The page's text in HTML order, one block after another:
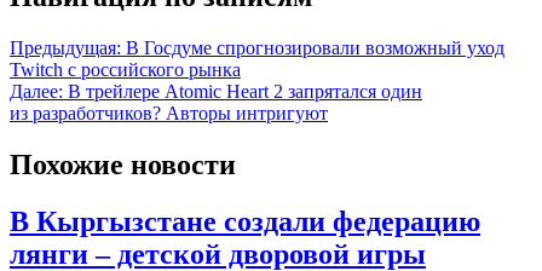
Предыдущая: В Госдуме спрогнозировали возможный уход
Twitch с российского рынка
Далее: В трейлере Atomic Heart 2 запрятался один
из разработчиков? Авторы интригуют
Похожие новости
В Кыргызстане создали федерацию
лянги – детской дворовой игры